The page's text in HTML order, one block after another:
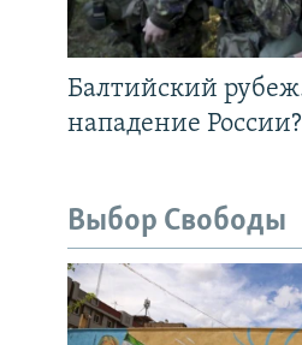
Балтийский
нападение России?
Выбор Свободы